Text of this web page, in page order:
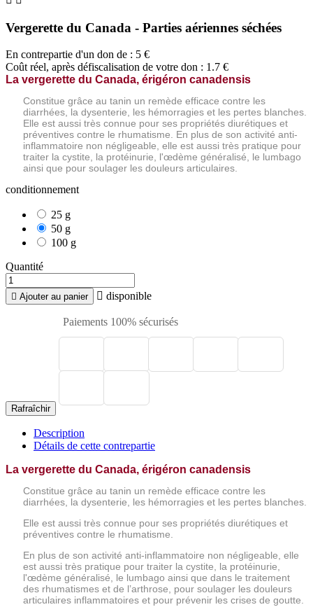
Vergerette du Canada - Parties aériennes séchées
En contrepartie d'un don de : 5 €
Coût réel, après défiscalisation de votre don : 1.7 €
La vergerette du Canada, érigéron canadensis
Constitue grâce au tanin un remède efficace contre les
diarrhées, la dysenterie, les hémorragies et les pertes blanches.
Elle est aussi très connue pour ses propriétés diurétiques et
préventives contre le rhumatisme. En plus de son activité anti-
inflammatoire non négligeable, elle est aussi très pratique pour
traiter la cystite, la protéinurie, l'œdème généralisé, le lumbago
ainsi que pour soulager les douleurs articulaires.
conditionnement
25 g
50 g
100 g
Quantité
 Ajouter au panier  disponible
Paiements 100% sécurisés
Description
Détails de cette contrepartie
La vergerette du Canada, érigéron canadensis
Constitue grâce au tanin un remède efficace contre les
diarrhées, la dysenterie, les hémorragies et les pertes blanches.
Elle est aussi très connue pour ses propriétés diurétiques et
préventives contre le rhumatisme.
En plus de son activité anti-inflammatoire non négligeable, elle
est aussi très pratique pour traiter la cystite, la protéinurie,
l'œdème généralisé, le lumbago ainsi que dans le traitement
des rhumatismes et de l’arthrose, pour soulager les douleurs
articulaires inflammatoires et pour prévenir les crises de goutte.